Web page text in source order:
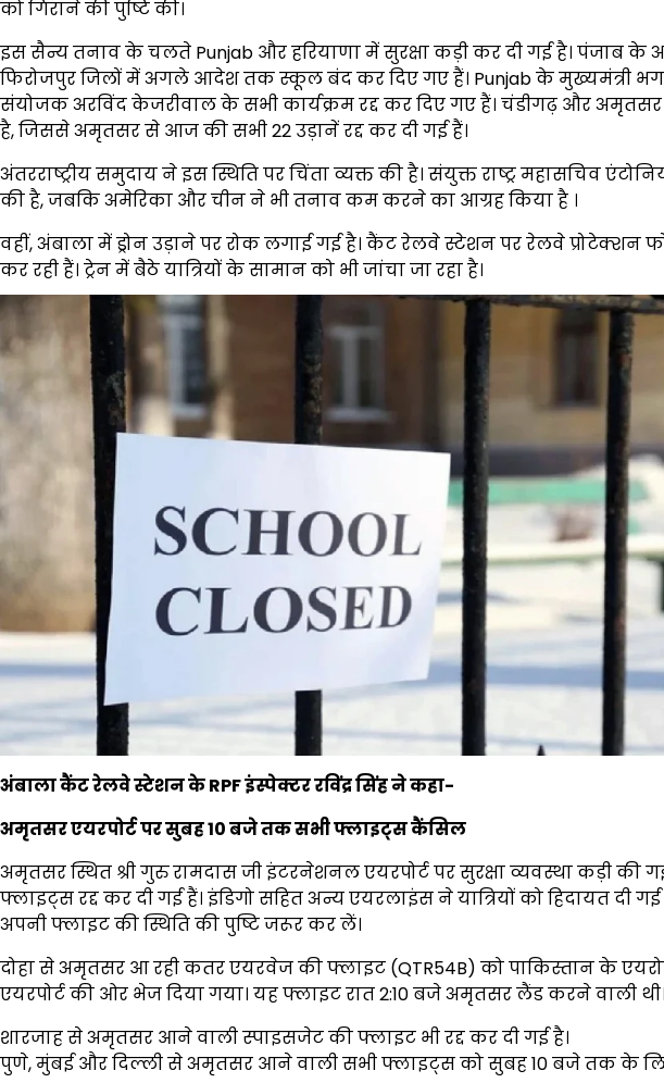
को गिराने की पुष्टि की।
इस सैन्य तनाव के चलते Punjab और हरियाणा में सुरक्षा कड़ी कर दी गई है। पंजाब
फिरोजपुर जिलों में अगले आदेश तक स्कूल बंद कर दिए गए हैं। Punjab के मुख्यमंत्री
संयोजक अरविंद केजरीवाल के सभी कार्यक्रम रद्द कर दिए गए हैं। चंडीगढ़ और
है, जिससे अमृतसर से आज की सभी 22 उड़ानें रद्द कर दी गई हैं।
अंतरराष्ट्रीय समुदाय ने इस स्थिति पर चिंता व्यक्त की है। संयुक्त राष्ट्र महासचिव
की है, जबकि अमेरिका और चीन ने भी तनाव कम करने का आग्रह किया है ।
वहीं, अंबाला में ड्रोन उड़ाने पर रोक लगाई गई है। कैंट रेलवे स्टेशन पर रेलवे प्रोटेक्शन
कर रही हैं। ट्रेन में बैठे यात्रियों के सामान को भी जांचा जा रहा है।
अंबाला कैंट रेलवे स्टेशन के RPF इंस्पेक्टर रविंद्र सिंह ने कहा-
अमृतसर एयरपोर्ट पर सुबह 10 बजे तक सभी फ्लाइट्स कैंसिल
अमृतसर स्थित श्री गुरु रामदास जी इंटरनेशनल एयरपोर्ट पर सुरक्षा व्यवस्था कड़ी की
फ्लाइट्स रद्द कर दी गई हैं। इंडिगो सहित अन्य एयरलाइंस ने यात्रियों को हिदायत दी
अपनी फ्लाइट की स्थिति की पुष्टि जरूर कर लें।
दोहा से अमृतसर आ रही कतर एयरवेज की फ्लाइट (QTR54B) को पाकिस्तान के
एयरपोर्ट की ओर भेज दिया गया। यह फ्लाइट रात 2:10 बजे अमृतसर लैंड करने वाली थी।
शारजाह से अमृतसर आने वाली स्पाइसजेट की फ्लाइट भी रद्द कर दी गई है।
पुणे, मुंबई और दिल्ली से अमृतसर आने वाली सभी फ्लाइट्स को सुबह 10 बजे तक के लिए